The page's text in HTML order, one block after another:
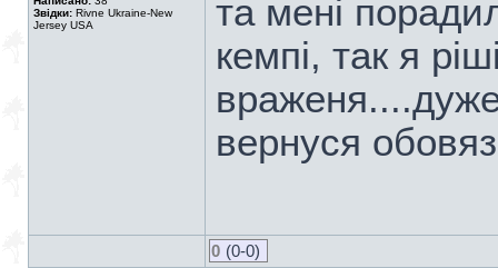
Звідки: Rivne Ukraine-New
Jersey USA
та мені
кемпі, так я
вернуся
0 (0-0)